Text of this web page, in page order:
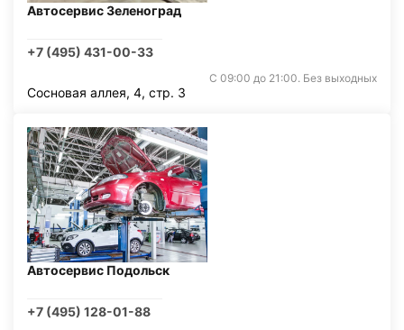
Автосервис Зеленоград
+7 (495) 431-00-33
С 09:00 до 21:00. Без выходных
Сосновая аллея, 4, стр. 3
Автосервис Подольск
+7 (495) 128-01-88